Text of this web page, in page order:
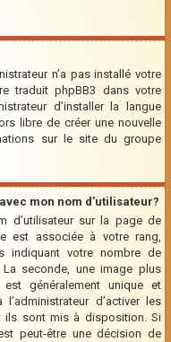
n’a pas installé votre
traduit phpBB3 dans votre
d’installer la langue
libre de créer une nouvelle
sur le site du groupe
mon nom d’utilisateur?
d’utilisateur sur la page de
est associée à votre rang,
indiquant votre nombre de
seconde, une image plus
généralement unique et
d’activer les
ils sont mis à disposition. Si
peut-être une décision de